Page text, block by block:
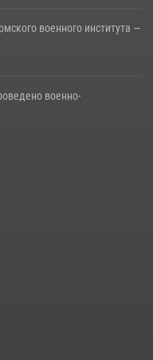
военного института —
военно-